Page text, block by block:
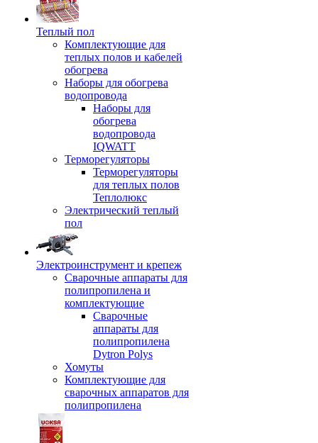
Теплый пол
Комплектующие для
теплых полов и кабелей
обогрева
Наборы для обогрева
водопровода
Наборы для
обогрева
водопровода
IQWATT
Терморегуляторы
Терморегуляторы
для теплых полов
Теплолюкс
Электрический теплый
пол
Электроинструмент и крепеж
Сварочные аппараты для
полипропилена и
комплектующие
Сварочные
аппараты для
полипропилена
Dytron Polys
Хомуты
Комплектующие для
сварочных аппаратов для
полипропилена